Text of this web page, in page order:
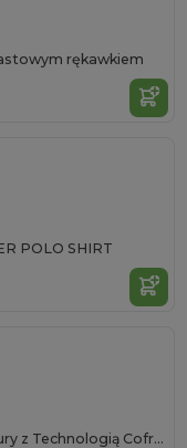
rękawkiem
POLO SHIRT
Damska Bluzka Henbury z Technologią Cofrex/Pufy